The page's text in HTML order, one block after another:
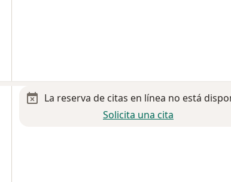
La reserva de citas en línea no está
Solicita una cita